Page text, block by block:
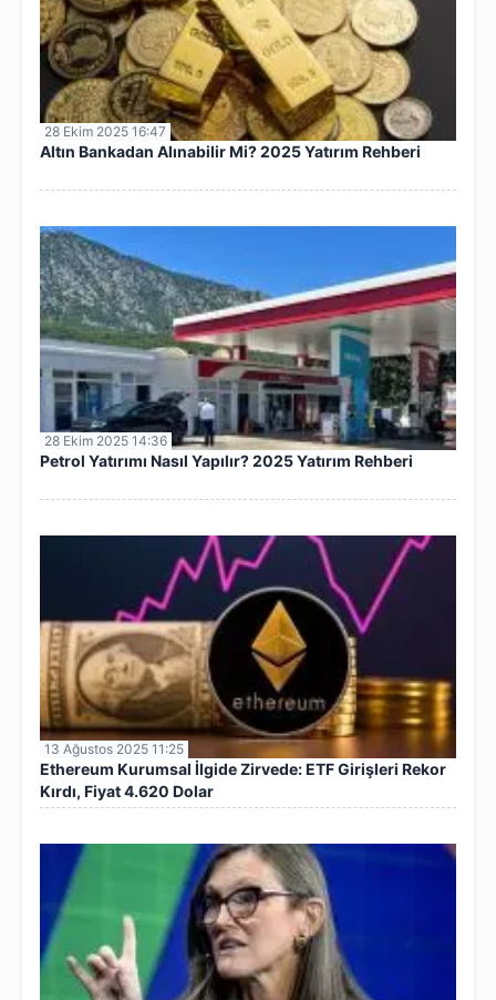
28 Ekim 2025 16:47
Altın Bankadan Alınabilir Mi? 2025 Yatırım Rehberi
28 Ekim 2025 14:36
Petrol Yatırımı Nasıl Yapılır? 2025 Yatırım Rehberi
13 Ağustos 2025 11:25
Ethereum Kurumsal İlgide Zirvede: ETF Girişleri Rekor
Kırdı, Fiyat 4.620 Dolar